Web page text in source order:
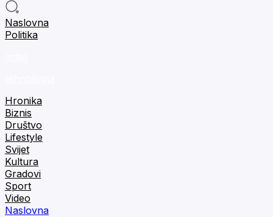
Naslovna
Politika
Hronika
Biznis
Društvo
Lifestyle
Svijet
Kultura
Gradovi
Sport
Video
Naslovna